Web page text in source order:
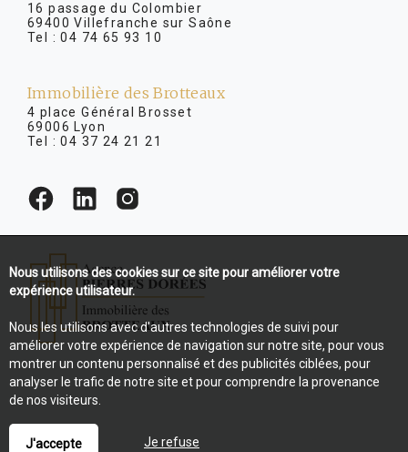
16 passage du Colombier
69400 Villefranche sur Saône
Tel :04 74 65 93 10
Immobilière des Brotteaux
4 place Général Brosset
69006 Lyon
Tel :04 37 24 21 21
Nous utilisons des cookies sur ce site pour améliorer votre
expérience utilisateur.
Nous les utilisons avec d'autres technologies de suivi pour
améliorer votre expérience de navigation sur notre site, pour vous
montrer un contenu personnalisé et des publicités ciblées, pour
analyser le trafic de notre site et pour comprendre la provenance
de nos visiteurs.
J'accepte Je refuse